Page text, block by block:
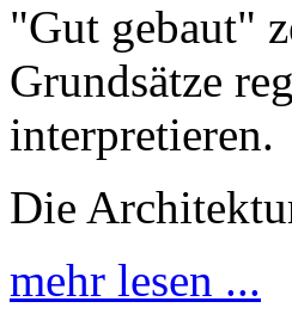
"Gut gebaut"
Grundsätze
interpretieren.
Die
mehr lesen ...